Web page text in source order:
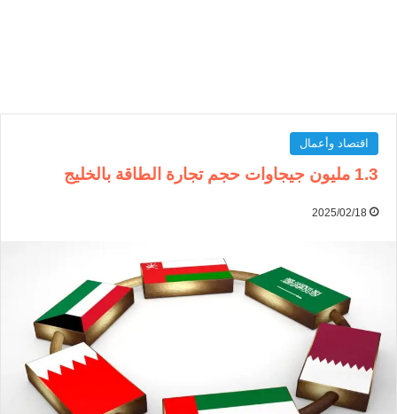
اقتصاد وأعمال
1.3 مليون جيجاوات حجم تجارة الطاقة بالخليج
2025/02/18